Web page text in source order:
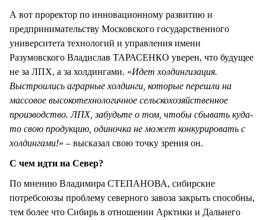
А вот проректор по инновационному развитию и
предпринимательству Московского государственного
университета технологий и управления имени
Разумовского Владислав ТАРАСЕНКО уверен, что будущее
не за ЛПХ, а за холдингами. «Идет холдингизация.
Выстроились аграрные холдинги, которые перешли на
массовое высокотехнологичное сельскохозяйственное
производство. ЛПХ, забудьте о том, чтобы сбывать куда-
то свою продукцию, одиночка не может конкурировать с
холдингами!» – высказал свою точку зрения он.
С чем идти на Север?
По мнению Владимира СТЕПАНОВА, сибирские
потребсоюзы проблему северного завоза закрыть способны,
тем более что Сибирь в отношении Арктики и Дальнего